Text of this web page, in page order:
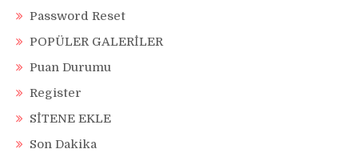
Password Reset
POPÜLER GALERİLER
Puan Durumu
Register
SİTENE EKLE
Son Dakika